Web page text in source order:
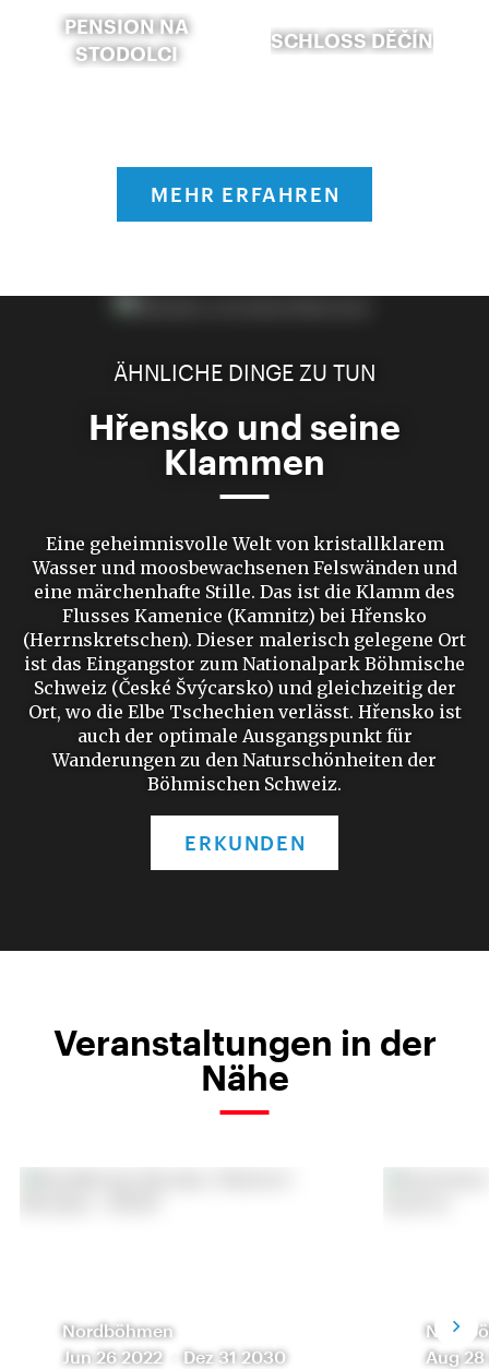
PENSION NA
STODOLCI
SCHLOSS DĚČÍN
MEHR ERFAHREN
ÄHNLICHE DINGE ZU TUN
Hřensko und seine
Klammen
Eine geheimnisvolle Welt von kristallklarem
Wasser und moosbewachsenen Felswänden und
eine märchenhafte Stille. Das ist die Klamm des
Flusses Kamenice (Kamnitz) bei Hřensko
(Herrnskretschen). Dieser malerisch gelegene Ort
ist das Eingangstor zum Nationalpark Böhmische
Schweiz (České Švýcarsko) und gleichzeitig der
Ort, wo die Elbe Tschechien verlässt. Hřensko ist
auch der optimale Ausgangspunkt für
Wanderungen zu den Naturschönheiten der
Böhmischen Schweiz.
ERKUNDEN
Veranstaltungen in der
Nähe
Nordböhmen
Jun 26 2022
Dez 31 2030
Aug